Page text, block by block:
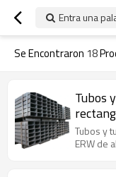
Entra una
Se Encontraron 18
Tubos
Tubos y
ERW de